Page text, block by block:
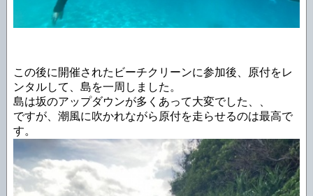
この後に開催されたビーチクリーンに参加後、原付をレ
ンタルして、島を一周しました。
島は坂のアップダウンが多くあって大変でした、、
ですが、潮風に吹かれながら原付を走らせるのは最高で
す。